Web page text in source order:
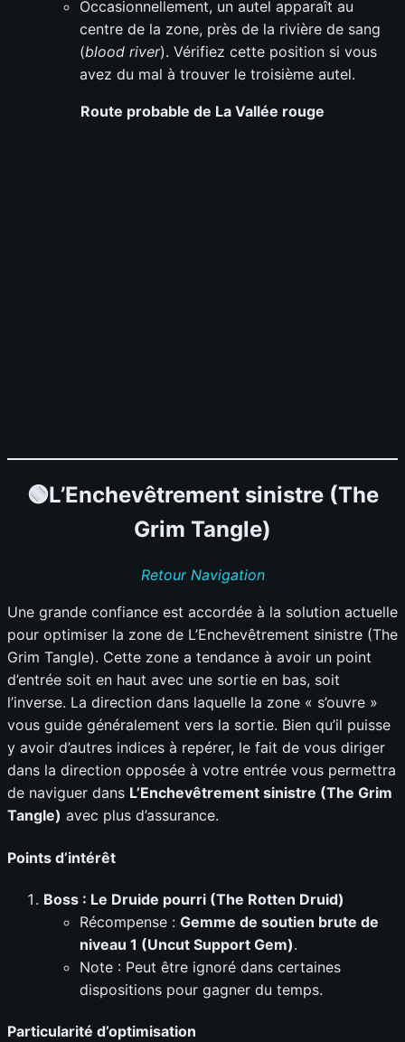
Occasionnellement, un autel apparaît au
centre de la zone, près de la rivière de sang
(blood river). Vérifiez cette position si vous
avez du mal à trouver le troisième autel.
Route probable de La Vallée rouge
🟢L’Enchevêtrement sinistre (The
Grim Tangle)
Retour Navigation
Une grande confiance est accordée à la solution actuelle
pour optimiser la zone de L’Enchevêtrement sinistre (The
Grim Tangle). Cette zone a tendance à avoir un point
d’entrée soit en haut avec une sortie en bas, soit
l’inverse. La direction dans laquelle la zone « s’ouvre »
vous guide généralement vers la sortie. Bien qu’il puisse
y avoir d’autres indices à repérer, le fait de vous diriger
dans la direction opposée à votre entrée vous permettra
de naviguer dans L’Enchevêtrement sinistre (The Grim
Tangle) avec plus d’assurance.
Points d’intérêt
Boss : Le Druide pourri (The Rotten Druid)
Récompense : Gemme de soutien brute de
niveau 1 (Uncut Support Gem).
Note : Peut être ignoré dans certaines
dispositions pour gagner du temps.
Particularité d’optimisation